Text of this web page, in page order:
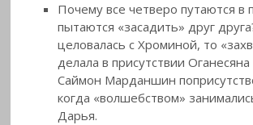
Почему все четверо путаются в
пытаются «засадить» друг
целовалась с Хроминой, то
делала в присутствии
Саймон Марданшин
когда «волшебством»
Дарья.